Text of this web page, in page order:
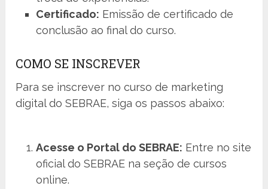
Certificado: Emissão de certificado de
conclusão ao final do curso.
COMO SE INSCREVER
Para se inscrever no curso de marketing
digital do SEBRAE, siga os passos abaixo:
Acesse o Portal do SEBRAE: Entre no site
oficial do SEBRAE na seção de cursos
online.